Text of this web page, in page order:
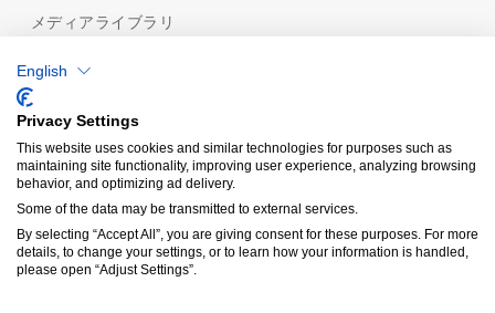
メディアライブラリ
めっき技術一覧
機能性から探す
めっきの種類から探す
品質保証
認証規格/計量証明事業所
分析技術
受託分析
English
Privacy Settings
This website uses cookies and similar technologies for purposes such as
maintaining site functionality, improving user experience, analyzing browsing
behavior, and optimizing ad delivery.
Some of the data may be transmitted to external services.
By selecting “Accept All”, you are giving consent for these purposes. For more
details, to change your settings, or to learn how your information is handled,
please open “Adjust Settings”.